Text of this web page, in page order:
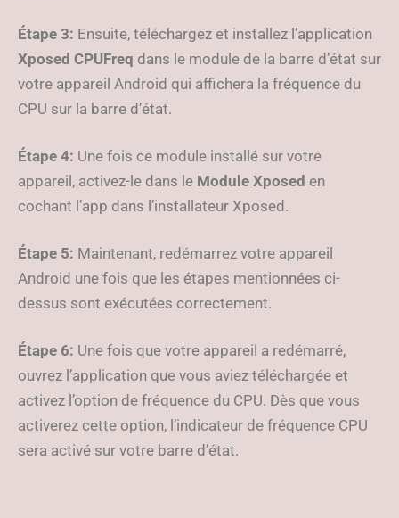
Étape 3: Ensuite, téléchargez et installez l’application
Xposed CPUFreq dans le module de la barre d’état sur
votre appareil Android qui affichera la fréquence du
CPU sur la barre d’état.
Étape 4: Une fois ce module installé sur votre
appareil, activez-le dans le Module Xposed en
cochant l’app dans l’installateur Xposed.
Étape 5: Maintenant, redémarrez votre appareil
Android une fois que les étapes mentionnées ci-
dessus sont exécutées correctement.
Étape 6: Une fois que votre appareil a redémarré,
ouvrez l’application que vous aviez téléchargée et
activez l’option de fréquence du CPU. Dès que vous
activerez cette option, l’indicateur de fréquence CPU
sera activé sur votre barre d’état.